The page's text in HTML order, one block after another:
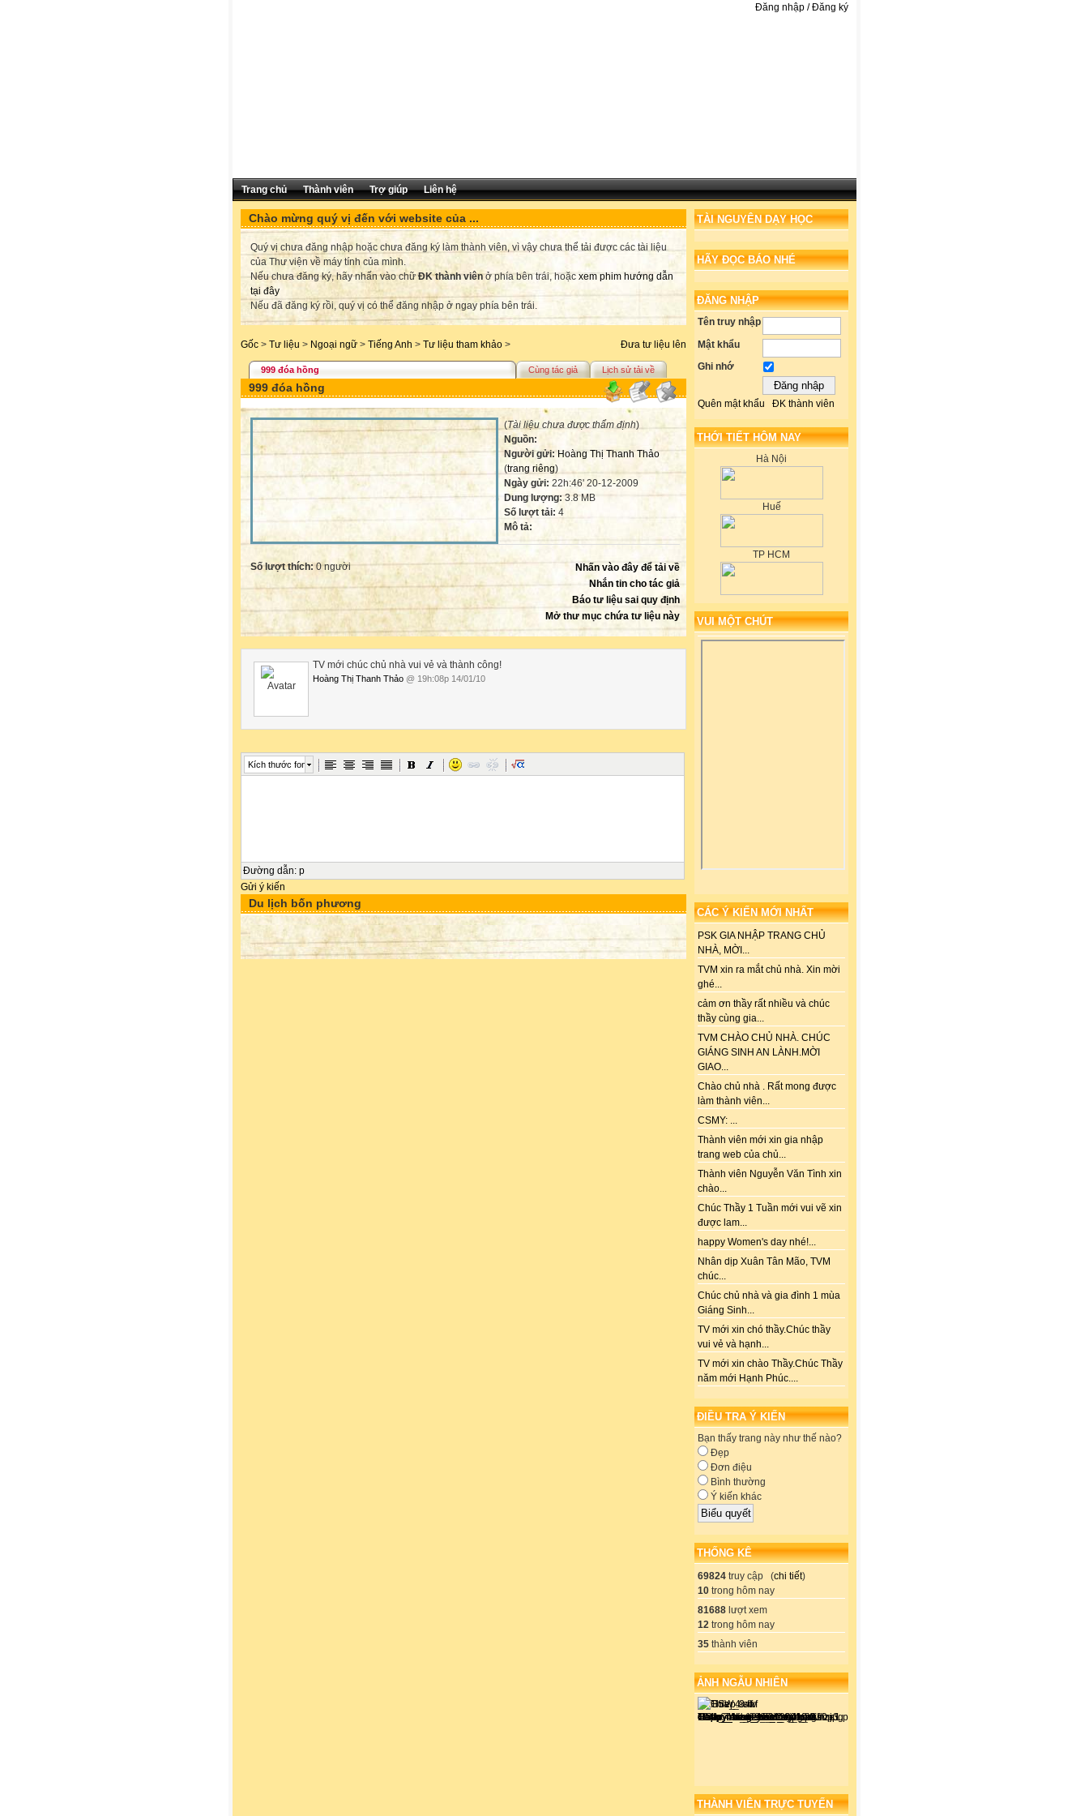
Đăng nhập / Đăng ký
Trang chủ Thành viên Trợ giúp Liên hệ
TÀI NGUYÊN DẠY HỌC
HÃY ĐỌC BÁO NHÉ
ĐĂNG NHẬP
Tên truy nhập
Mật khẩu
Ghi nhớ
Quên mật khẩu ĐK thành viên
THỚI TIẾT HÔM NAY
Hà Nội
Huế
TP HCM
VUI MỘT CHÚT
CÁC Ý KIẾN MỚI NHẤT
PSK GIA NHẬP TRANG CHỦ
NHÀ, MỜI...
TVM xin ra mắt chủ nhà. Xin mời
ghé...
cảm ơn thầy rất nhiều và chúc
thầy cùng gia...
TVM CHÀO CHỦ NHÀ. CHÚC
GIÁNG SINH AN LÀNH.MỜI
GIAO...
Chào chủ nhà . Rất mong được
làm thành viên...
CSMY: ...
Thành viên mới xin gia nhập
trang web của chủ...
Thành viên Nguyễn Văn Tình xin
chào...
Chúc Thầy 1 Tuần mới vui vẽ xin
được lam...
happy Women's day nhé!...
Nhân dịp Xuân Tân Mão, TVM
chúc...
Chúc chủ nhà và gia đình 1 mùa
Giáng Sinh...
TV mới xin chó thầy.Chúc thầy
vui vẻ và hạnh...
TV mới xin chào Thầy.Chúc Thầy
năm mới Hạnh Phúc....
ĐIỀU TRA Ý KIẾN
Bạn thấy trang này như thế nào?
Đẹp
Đơn điệu
Bình thường
Ý kiến khác
THỐNG KÊ
69824 truy cập (chi tiết)
10 trong hôm nay
81688 lượt xem
12 trong hôm nay
35 thành viên
ẢNH NGẪU NHIÊN
THÀNH VIÊN TRỰC TUYẾN
Chào mừng quý vị đến với website của ...
Quý vị chưa đăng nhập hoặc chưa đăng ký làm thành viên, vì vậy chưa thể tải được các tài liệu
của Thư viện về máy tính của mình.
Nếu chưa đăng ký, hãy nhấn vào chữĐK thành viênở phía bên trái, hoặc xem phim hướng dẫn
tại đây
Nếu đã đăng ký rồi, quý vị có thể đăng nhập ở ngay phía bên trái.
Đưa tư liệu lên
Gốc > Tư liệu > Ngoại ngữ > Tiếng Anh > Tư liệu tham khảo >
999 đóa hồng Cùng tác giả Lịch sử tải về
999 đóa hồng
(Tài liệu chưa được thẩm định)
Nguồn:
Người gửi:Hoàng Thị Thanh Thảo
(trang riêng)
Ngày gửi: 22h:46' 20-12-2009
Dung lượng: 3.8 MB
Số lượt tải: 4
Mô tả:
Nhấn vào đây để tải về
Nhắn tin cho tác giả
Báo tư liệu sai quy định
Mở thư mục chứa tư liệu này
Số lượt thích:0 người
TV mới chúc chủ nhà vui vẻ và thành công!
Hoàng Thị Thanh Thảo @ 19h:08p 14/01/10
Kích thước font
Đường dẫn: p
Gửi ý kiến
Du lịch bốn phương